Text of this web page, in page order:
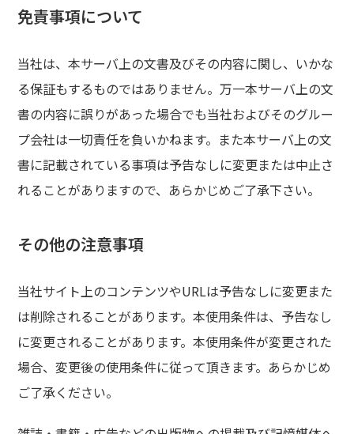
免責事項について
当社は、本サーバ上の文書及びその内容に関し、いかな
る保証もするものではありません。万一本サーバ上の文
書の内容に誤りがあった場合でも当社およびそのグルー
プ会社は一切責任を負いかねます。また本サーバ上の文
書に記載されている事項は予告なしに変更または中止さ
れることがありますので、あらかじめご了承下さい。
その他の注意事項
当社サイト上のコンテンツやURLは予告なしに変更また
は削除されることがあります。本使用条件は、予告なし
に変更されることがあります。本使用条件が変更された
場合、変更後の使用条件に従って頂きます。あらかじめ
ご了承ください。